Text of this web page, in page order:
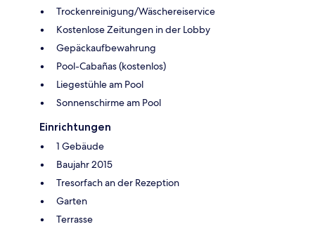
Trockenreinigung/Wäschereiservice
Kostenlose Zeitungen in der Lobby
Gepäckaufbewahrung
Pool-Cabañas (kostenlos)
Liegestühle am Pool
Sonnenschirme am Pool
Einrichtungen
1 Gebäude
Baujahr 2015
Tresorfach an der Rezeption
Garten
Terrasse